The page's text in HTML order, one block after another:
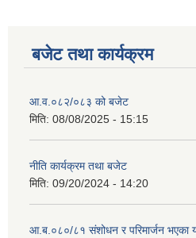
बजेट तथा कार्यक्रम
आ.व.०८२/०८३ को बजेट
मिति: 08/08/2025 - 15:15
नीति कार्यक्रम तथा बजेट
मिति: 09/20/2024 - 14:20
आ.ब.०८०/८१ संशोधन र परिमार्जन भएका